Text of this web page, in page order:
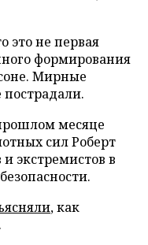
это не первая
формирования
Мирные
пострадали.
месяце
сил Роберт
экстремистов в
, как